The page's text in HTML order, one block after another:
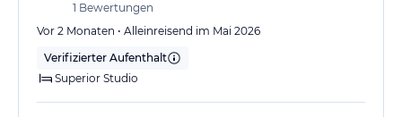
1 Bewertungen
Vor 2 Monaten • Alleinreisend im Mai 2026
Verifizierter Aufenthalt
Superior Studio